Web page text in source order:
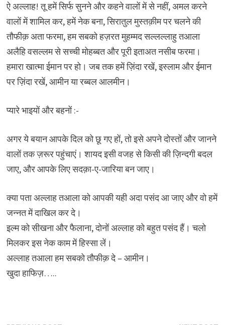
ऐ अल्लाह! तू हमें सिर्फ सुनने और कहने वालों में से नहीं, अमल करने
वालों में शामिल कर, हमें नेक बना, सिरातुल मुस्तक़ीम पर चलने की
तौफीक़ अता फरमा, हम सबको हज़रत मुहम्मद सल्लल्लाहु तआला
अलैहि वसल्लम से सच्ची मोहब्बत और पूरी इताअत नसीब फरमा।
हमारा खात्मा ईमान पर हो। जब तक हमें ज़िंदा रखें, इस्लाम और ईमान
पर ज़िंदा रखें, आमीन या रब्बल आलमीन।
प्यारे भाइयों और बहनों :-
अगर ये बयान आपके दिल को छू गए हों, तो इसे अपने दोस्तों और जानने
वालों तक ज़रूर पहुंचाएं। शायद इसी वजह से किसी की ज़िन्दगी बदल
जाए, और आपके लिए सदक़ा-ए-जारिया बन जाए।
क्या पता अल्लाह तआला को आपकी यही अदा पसंद आ जाए और वो हमें
जन्नत में दाखिल कर दे।
इल्म को सीखना और फैलाना, दोनों अल्लाह को बहुत पसंद हैं। चलो
मिलकर इस नेक काम में हिस्सा लें।
अल्लाह तआला हम सबको तौफीक़ दे – आमीन।
खुदा हाफिज़…..